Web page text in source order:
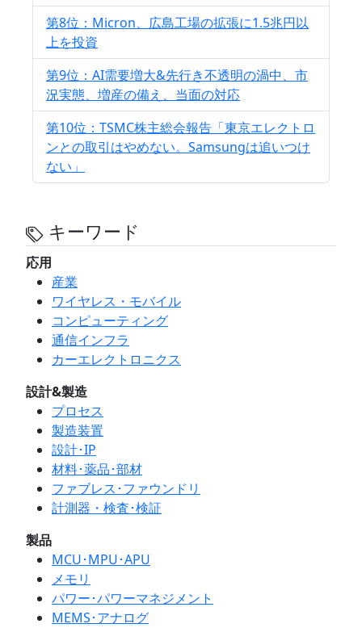
第8位：Micron、広島工場の拡張に1.5兆円以
上を投資
第9位：AI需要増大&先行き不透明の渦中、市
況実態、増産の備え、当面の対応
第10位：TSMC株主総会報告「東京エレクトロ
ンとの取引はやめない。Samsungは追いつけ
ない」
キーワード
応用
産業
ワイヤレス・モバイル
コンピューティング
通信インフラ
カーエレクトロニクス
設計&製造
プロセス
製造装置
設計･IP
材料･薬品･部材
ファブレス･ファウンドリ
計測器・検査･検証
製品
MCU･MPU･APU
メモリ
パワー･パワーマネジメント
MEMS･アナログ